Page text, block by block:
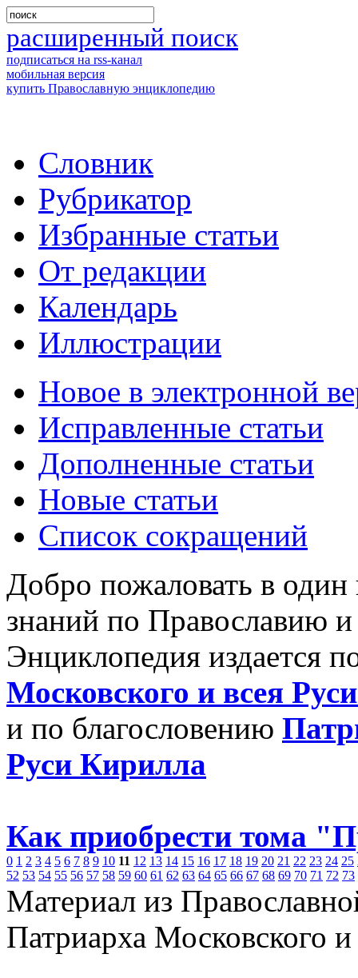
расширенный поиск
подписаться на rss-канал
мобильная версия
купить Православную энциклопедию
Словник
Рубрикатор
Избранные статьи
От редакции
Календарь
Иллюстрации
Новое в электронной
Исправленные статьи
Дополненные статьи
Новые статьи
Список сокращений
Добро пожаловать в
знаний по Православию
Энциклопедия издается
Московского и всея
и по благословению
Руси Кирилла
Как приобрести тома
0 1 2 3 4 5 6 7 8 9 10 11 12 13 14 15 16 17 18 19 20 21 22 23 24 25
52 53 54 55 56 57 58 59 60 61 62 63 64 65 66 67 68 69 70 71 72 73
Материал из
Патриарха Московского